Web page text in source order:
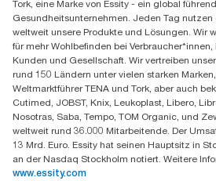
Essity Austria Vertriebs GmbH
Am Europlatz 2
1120 Wien
Mo-Do 8:00-16:30 | Fr 8:00-15:00
GLN: 9011111000026
Tork, eine Marke von Essity - ein global
Gesundheitsunternehmen. Jeden Tag
weltweit unsere Produkte und Lösungen. Wir
für mehr Wohlbefinden bei
Kunden und Gesellschaft. Wir vertreiben
rund 150 Ländern unter vielen starken
Weltmarktführer TENA und Tork, aber auch
Cutimed, JOBST, Knix, Leukoplast, Libero,
Nosotras, Saba, Tempo, TOM Organic, und
weltweit rund 36.000 Mitarbeitende. Der
13 Mrd. Euro. Essity hat seinen Hauptsitz in
an der Nasdaq Stockholm notiert. Weitere
www.essity.com